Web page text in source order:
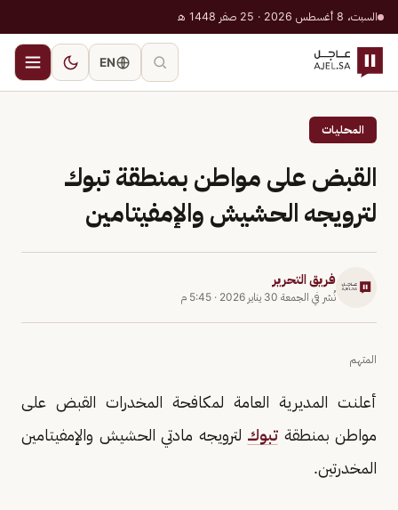
السبت، 8 أغسطس 2026 · 25 صفر 1448 هـ
EN
المحليات
القبض على مواطن بمنطقة تبوك
لترويجه الحشيش والإمفيتامين
فريق التحرير
نُشر في الجمعة 30 يناير 2026 · 5:45 م
المتهم
أعلنت المديرية العامة لمكافحة المخدرات القبض على
مواطن بمنطقة تبوك لترويجه مادتي الحشيش والإمفيتامين
المخدرتين.